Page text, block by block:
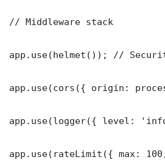
// Middleware stack
app.use(helmet()); //
app.use(cors({ origin:
app.use(logger({ level:
app.use(rateLimit({ max: